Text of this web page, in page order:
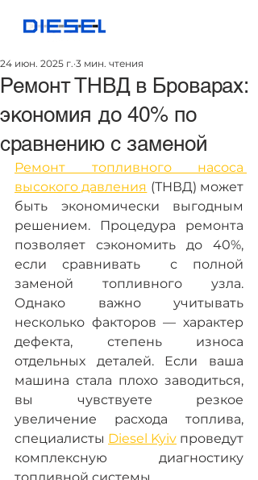
Ремонт ТНВД в Броварах:
экономия до 40% по
сравнению с заменой
24 июн. 2025 г. 3 мин. чтения
Ремонт топливного насоса
высокого давления (ТНВД) может
быть экономически выгодным
решением. Процедура ремонта
позволяет сэкономить до 40%,
если сравнивать  с полной
заменой топливного узла.
Однако важно учитывать
несколько факторов — характер
дефекта, степень износа
отдельных деталей. Если ваша
машина стала плохо заводиться,
вы чувствуете резкое
увеличение расхода топлива,
специалисты Diesel Kyiv проведут
комплексную диагностику